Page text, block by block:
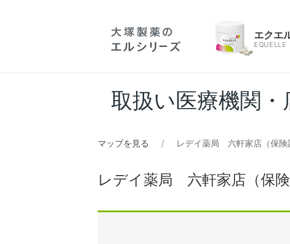
エクエ
EQUELLE
取扱い医療機関・
マップを見る レデイ薬局 六軒家店（保険
レデイ薬局 六軒家店（保険